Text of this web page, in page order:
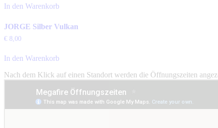
In den Warenkorb
JORGE Silber Vulkan
€ 8,00
In den Warenkorb
Nach dem Klick auf einen Standort werden die Öffnungszeiten